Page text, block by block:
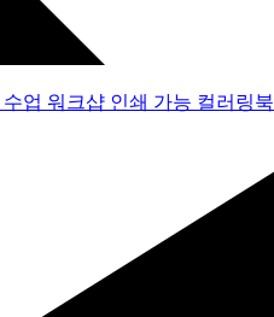
수업 워크샵 인쇄 가능 컬러링북